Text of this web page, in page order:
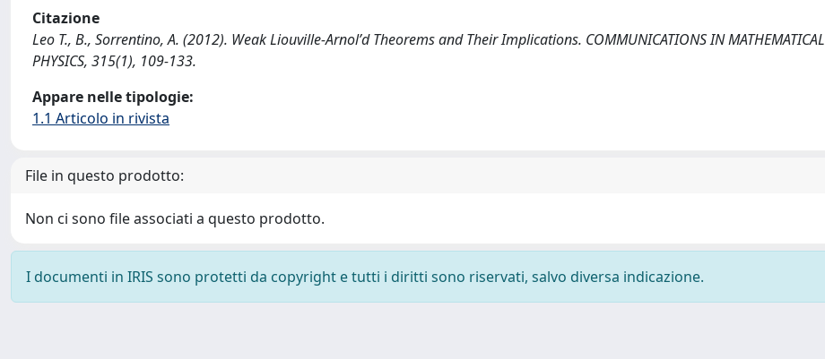
Citazione
Leo T., B., Sorrentino, A. (2012). Weak Liouville-Arnolʹd Theorems and Their Implications. COMMUNICATIONS IN MATHEMATICAL
PHYSICS, 315(1), 109-133.
Appare nelle tipologie:
1.1 Articolo in rivista
File in questo prodotto:
Non ci sono file associati a questo prodotto.
I documenti in IRIS sono protetti da copyright e tutti i diritti sono riservati, salvo diversa indicazione.